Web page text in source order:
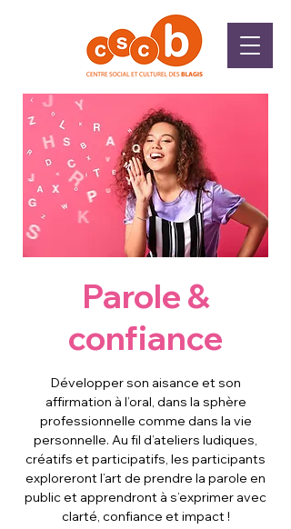
Parole &
confiance
Développer son aisance et son
affirmation à l’oral, dans la sphère
professionnelle comme dans la vie
personnelle. Au fil d’ateliers ludiques,
créatifs et participatifs, les participants
exploreront l’art de prendre la parole en
public et apprendront à s’exprimer avec
clarté, confiance et impact !